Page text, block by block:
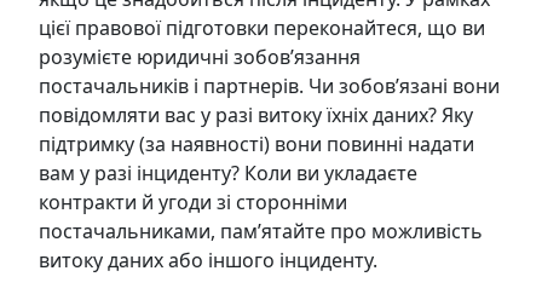
цієї правової підготовки переконайтеся, що ви
розумієте юридичні зобов’язання
постачальників і партнерів. Чи зобов’язані вони
повідомляти вас у разі витоку їхніх даних? Яку
підтримку (за наявності) вони повинні надати
вам у разі інциденту? Коли ви укладаєте
контракти й угоди зі сторонніми
постачальниками, пам’ятайте про можливість
витоку даних або іншого інциденту.